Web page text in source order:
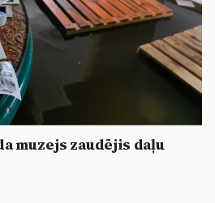
muzejs zaudējis daļu